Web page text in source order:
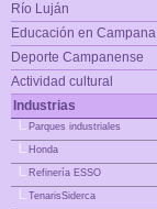
Río Luján
Educación en Campana
Deporte Campanense
Actividad cultural
Industrias
Parques industriales
Honda
Refinería ESSO
TenarisSiderca